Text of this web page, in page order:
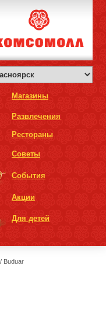
Магазины
Развлечения
Рестораны
Советы
События
Акции
Для детей
Buduar